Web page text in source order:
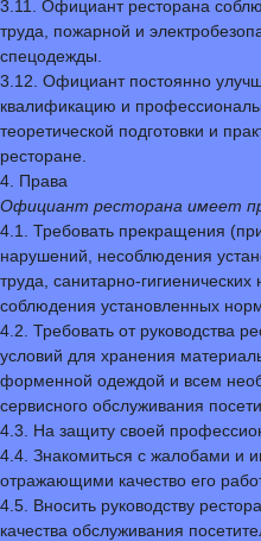
3.11. Официант ресторана
труда, пожарной и
спецодежды.
3.12. Официант постоянно
квалификацию и
теоретической подготовки и
ресторане.
4. Права
Официант ресторана имеет
4.1. Требовать прекращения
нарушений, несоблюдения
труда, санитарно-
соблюдения установленных
4.2. Требовать от руководства
условий для хранения
форменной одеждой и всем
сервисного обслуживания
4.3. На защиту своей
4.4. Знакомиться с жалобами и
отражающими качество его
4.5. Вносить руководству
качества обслуживания